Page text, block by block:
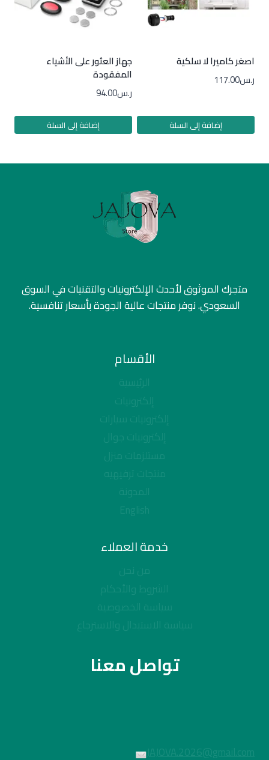
اصغر كاميرا لا سلكية
ر.س117.00
إضافة إلى السلة
جهاز العثور على الأشياء
المفقودة
ر.س94.00
إضافة إلى السلة
متجرك الموثوق لأحدث الإلكترونيات والتقنيات في السوق
السعودي. نوفر منتجات عالية الجودة بأسعار تنافسية.
الأقسام
الرئيسية
إلكترونيات
إلكترونيات سيارات
إلكترونيات جوال
مستلزمات منزل
منتجات ترفيهيه
المدونة
English
خدمة العملاء
من نحن
الشروط والأحكام
سياسة الخصوصية
سياسة الاستبدال والاسترجاع
تواصل معنا
JAJOVA.2026@gmail.com